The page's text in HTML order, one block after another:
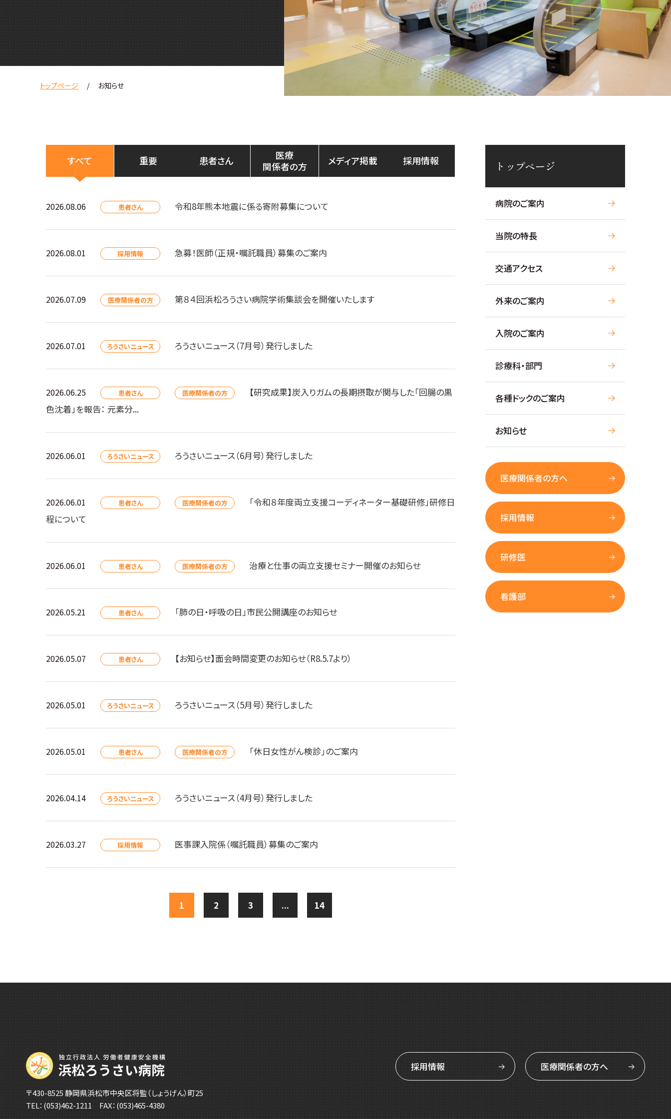
トップページ お知らせ
すべて 重要 患者さん
医療
関係者の方
メディア掲載 採用情報
2026.08.06 患者さん 令和8年熊本地震に係る寄附募集について
2026.08.01 採用情報 急募！医師（正規・嘱託職員）募集のご案内
2026.07.09 医療関係者の方 第８４回浜松ろうさい病院学術集談会を開催いたします
2026.07.01 ろうさいニュース ろうさいニュース（7月号）発行しました
2026.06.25 患者さん 医療関係者の方
【研究成果】炭入りガムの長期摂取が関与した「回腸の黒
色沈着」を報告： 元素分...
2026.06.01 ろうさいニュース ろうさいニュース（6月号）発行しました
2026.06.01 患者さん 医療関係者の方
「令和８年度両立支援コーディネーター基礎研修」研修日
程について
2026.06.01 患者さん 医療関係者の方 治療と仕事の両立支援セミナー開催のお知らせ
2026.05.21 患者さん 「肺の日・呼吸の日」市民公開講座のお知らせ
2026.05.07 患者さん 【お知らせ】面会時間変更のお知らせ（R8.5.7より）
2026.05.01 ろうさいニュース ろうさいニュース（5月号）発行しました
2026.05.01 患者さん 医療関係者の方 「休日女性がん検診」のご案内
2026.04.14 ろうさいニュース ろうさいニュース（4月号）発行しました
2026.03.27 採用情報 医事課入院係（嘱託職員）募集のご案内
1 2 3 ... 14
トップページ
病院のご案内
当院の特長
交通アクセス
外来のご案内
入院のご案内
診療科・部門
各種ドックのご案内
お知らせ
医療関係者の方へ
採用情報
研修医
看護部
〒430-8525 静岡県浜松市中央区将監（しょうげん）町25
TEL： (053)462-1211 FAX：(053)465-4380
採用情報 医療関係者の方へ